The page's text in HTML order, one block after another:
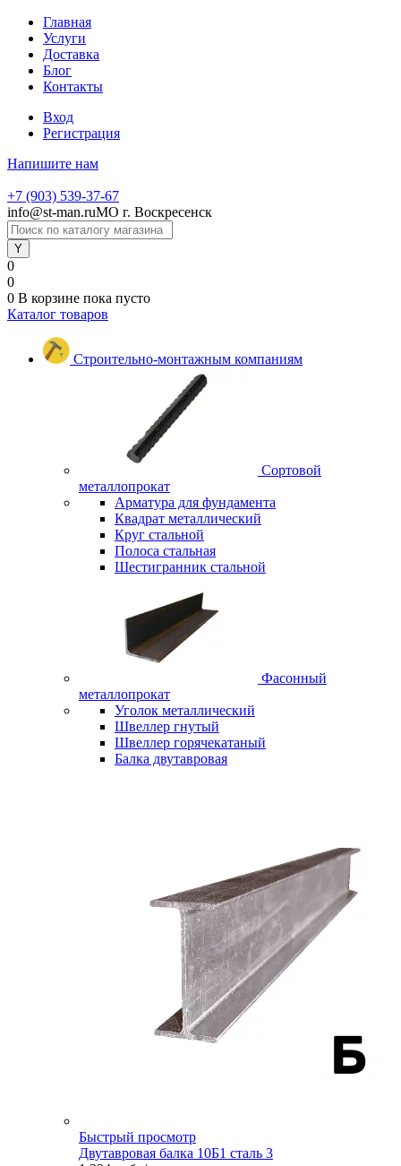
Главная
Услуги
Доставка
Блог
Контакты
Вход
Регистрация
Напишите нам
+7 (903) 539-37-67
info@st-man.ruМО г. Воскресенск
0
0
0 В корзине пока пусто
Каталог товаров
Строительно-монтажным компаниям
Сортовой
металлопрокат
Арматура для фундамента
Квадрат металлический
Круг стальной
Полоса стальная
Шестигранник стальной
Фасонный
металлопрокат
Уголок металлический
Швеллер гнутый
Швеллер горячекатаный
Балка двутавровая
Быстрый просмотр
Двутавровая балка 10Б1 сталь 3